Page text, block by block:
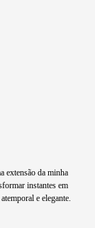
extensão da minha
instantes em
e elegante.